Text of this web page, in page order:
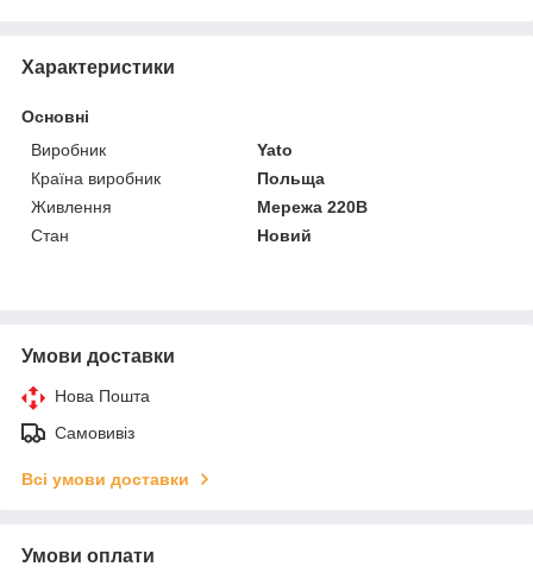
Характеристики
Основні
Виробник
Yato
Країна виробник
Польща
Живлення
Мережа 220В
Стан
Новий
Умови доставки
Нова Пошта
Самовивіз
Всі умови доставки
Умови оплати